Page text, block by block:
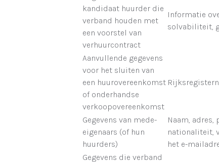
kandidaat huurder die
verband houden met
een voorstel van
verhuurcontract
Informatie
solvabiliteit,
Aanvullende gegevens
voor het sluiten van
een huurovereenkomst
of onderhandse
verkoopovereenkomst
Gegevens van mede-
eigenaars (of hun
huurders)
Naam, adres,
nationaliteit,
het e-
Gegevens die verband